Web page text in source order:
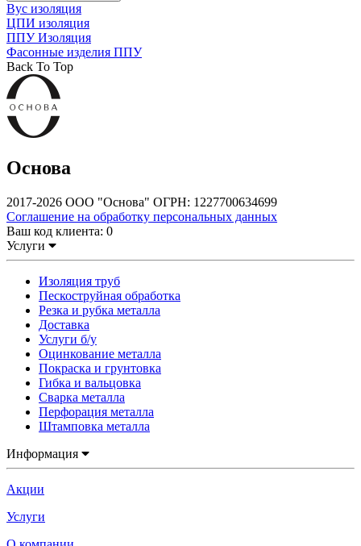
Вус изоляция
ЦПИ изоляция
ППУ Изоляция
Фасонные изделия ППУ
Back To Top
Основа
2017-2026 ООО "Основа" ОГРН: 1227700634699
Соглашение на обработку персональных данных
Ваш код клиента: 0
Услуги
Изоляция труб
Пескоструйная обработка
Резка и рубка металла
Доставка
Услуги б/у
Оцинкование металла
Покраска и грунтовка
Гибка и вальцовка
Сварка металла
Перфорация металла
Штамповка металла
Информация
Акции
Услуги